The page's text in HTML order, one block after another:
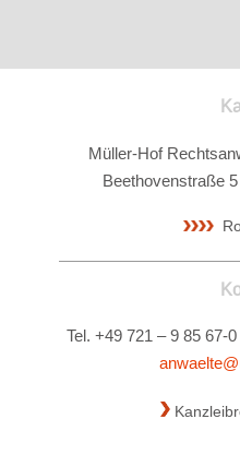
Müller-Hof
Beethovenstraße
Tel. +49 721 – 9 85 67-